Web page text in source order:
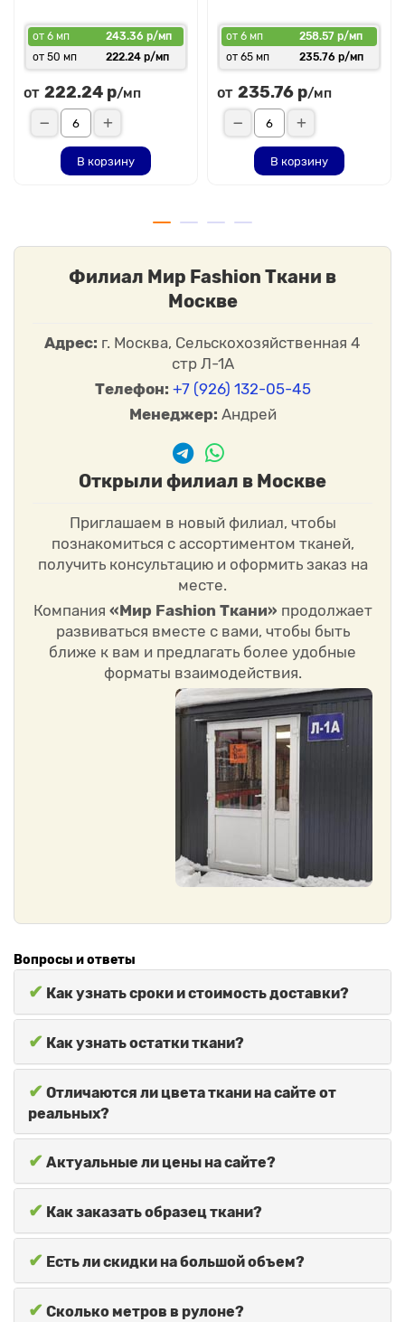
вопросы, свяжитесь с нашим менеджером.
от 6 мп
243.36 р/мп
от 50 мп
222.24 р/мп
от 222.24 р/мп
В корзину
от 6 мп
258.57 р/мп
от 65 мп
235.76 р/мп
от 235.76 р/мп
В корзину
Филиал Мир Fashion Ткани в
Москве
Адрес: г. Москва, Сельскохозяйственная 4
стр Л-1А
Телефон: +7 (926) 132-05-45
Менеджер: Андрей
Открыли филиал в Москве
Приглашаем в новый филиал, чтобы
познакомиться с ассортиментом тканей,
получить консультацию и оформить заказ на
месте.
Компания «Мир Fashion Ткани» продолжает
развиваться вместе с вами, чтобы быть
ближе к вам и предлагать более удобные
форматы взаимодействия.
Вопросы и ответы
✔ Как узнать сроки и стоимость доставки?
✔ Как узнать остатки ткани?
✔ Отличаются ли цвета ткани на сайте от
реальных?
✔ Актуальные ли цены на сайте?
✔ Как заказать образец ткани?
✔ Есть ли скидки на большой объем?
✔ Сколько метров в рулоне?